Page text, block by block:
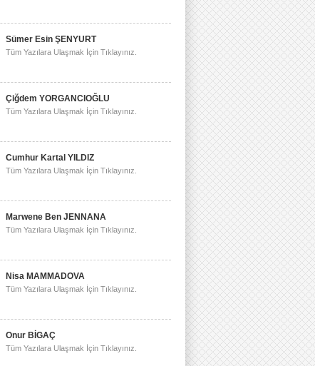
Sümer Esin ŞENYURT
Tüm Yazılara Ulaşmak İçin Tıklayınız.
Çiğdem YORGANCIOĞLU
Tüm Yazılara Ulaşmak İçin Tıklayınız.
Cumhur Kartal YILDIZ
Tüm Yazılara Ulaşmak İçin Tıklayınız.
Marwene Ben JENNANA
Tüm Yazılara Ulaşmak İçin Tıklayınız.
Nisa MAMMADOVA
Tüm Yazılara Ulaşmak İçin Tıklayınız.
Onur BİGAÇ
Tüm Yazılara Ulaşmak İçin Tıklayınız.